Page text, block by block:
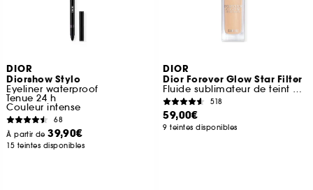
DIOR
Diorshow Stylo
Eyeliner waterproof
Tenue 24 h
Couleur intense
68
À partir de39,90€
15 teintes disponibles
DIOR
Dior Forever Glow Star Filter
Fluide sublimateur de teint et illuminateur
518
59,00€
9 teintes disponibles